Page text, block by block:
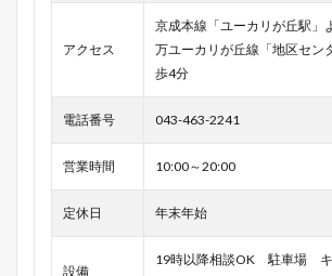
アクセス
京成本線「ユーカリが丘駅」
万ユーカリが丘線「地区セン
歩4分
電話番号 043-463-2241
営業時間 10:00～20:00
定休日 年末年始
設備
19時以降相談OK 駐車場 キ